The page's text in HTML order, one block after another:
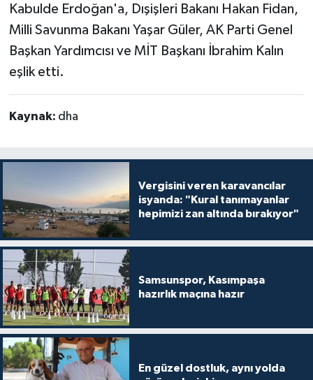
Kabulde Erdoğan'a, Dışişleri Bakanı Hakan Fidan,
Milli Savunma Bakanı Yaşar Güler, AK Parti Genel
Başkan Yardımcısı ve MİT Başkanı İbrahim Kalın
eşlik etti.
Kaynak: dha
Vergisini veren karavancılar
isyanda: "Kural tanımayanlar
hepimizi zan altında bırakıyor"
Samsunspor, Kasımpaşa
hazırlık maçına hazır
En güzel dostluk, aynı yolda